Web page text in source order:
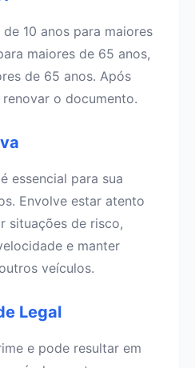
10 anos para maiores
maiores de 65 anos,
de 65 anos. Após
o documento.
essencial para sua
Envolve estar atento
situações de risco,
e manter
veículos.
Legal
e pode resultar em